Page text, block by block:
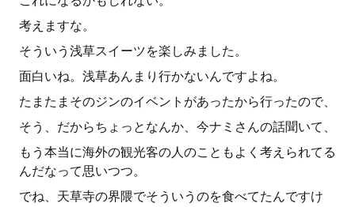
考えますな。
そういう浅草スイーツを楽しみました。
面白いね。浅草あんまり行かないんですよね。
たまたまそのジンのイベントがあったから行ったので、
そう、だからちょっとなんか、今ナミさんの話聞いて、
もう本当に海外の観光客の人のこともよく考えられてる
んだなって思いつつ。
でね、天草寺の界隈でそういうのを食べてたんですけ